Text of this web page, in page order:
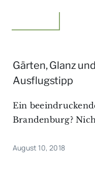
Gärten, Glanz
Ausflugstipp
Ein
Brandenburg?
August 10, 2018